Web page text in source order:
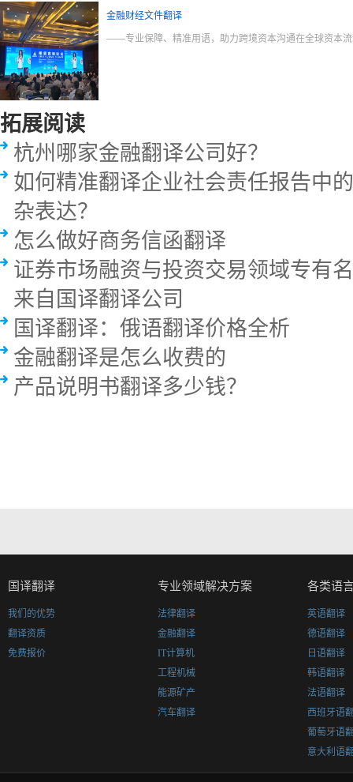
金融财经文件翻译
——专业保障、精准用语，助力跨境资本沟通在全球资本
拓展阅读
杭州哪家金融翻译公司好？
如何精准翻译企业社会责任报告中
杂表达？
怎么做好商务信函翻译
证券市场融资与投资交易领域专有
来自国译翻译公司
国译翻译：俄语翻译价格全析
金融翻译是怎么收费的
产品说明书翻译多少钱？
国译翻译
我们的优势
翻译资质
免费报价
专业领域解决方案
法律翻译
金融翻译
IT计算机
工程机械
能源矿产
汽车翻译
各类语
英语翻译
德语翻译
日语翻译
韩语翻译
法语翻译
西班牙语
葡萄牙语
意大利语